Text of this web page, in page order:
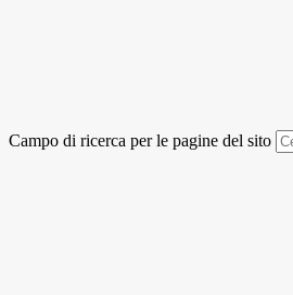
Campo di ricerca per le pagine del sito